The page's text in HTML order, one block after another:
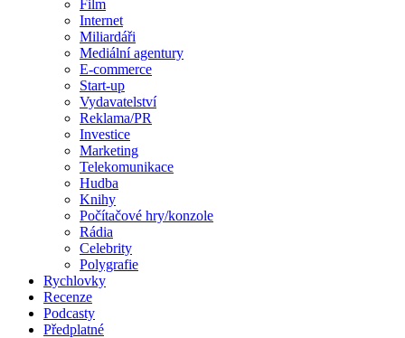
Film
Internet
Miliardáři
Mediální agentury
E-commerce
Start-up
Vydavatelství
Reklama/PR
Investice
Marketing
Telekomunikace
Hudba
Knihy
Počítačové hry/konzole
Rádia
Celebrity
Polygrafie
Rychlovky
Recenze
Podcasty
Předplatné